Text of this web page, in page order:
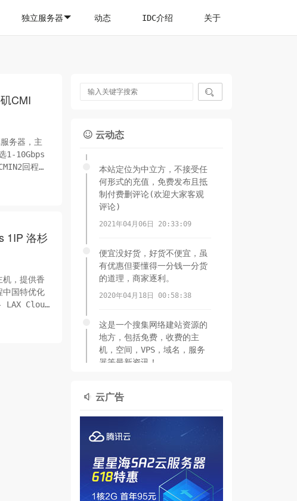
独立服务器 动态 IDC介绍 关于
CMI
务器，主
1-10Gbps
回程，
1IP 洛杉
，提供香
中国特优化
LAX Cloud

 云动态
本站定位为中立方，不接受任
何形式的充值，免费发布且抵
制付费删评论(欢迎大家客观
评论)
2021年04月06日 20:33:09
便宜没好货，好货不便宜，虽
有优惠但要懂得一分钱一分货
的道理，商家逐利。
2020年04月18日 00:58:38
这是一个搜集网络建站资源的
地方，包括免费，收费的主
机，空间，VPS，域名，服务
器等最新资讯！
 云广告